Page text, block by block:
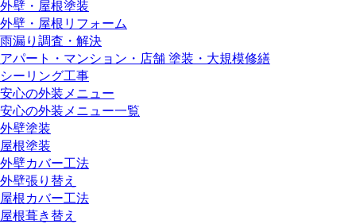
外壁・屋根塗装
外壁・屋根リフォーム
雨漏り調査・解決
アパート・マンション・店舗 塗装・大規模修繕
シーリング工事
安心の外装メニュー
安心の外装メニュー一覧
外壁塗装
屋根塗装
外壁カバー工法
外壁張り替え
屋根カバー工法
屋根葺き替え